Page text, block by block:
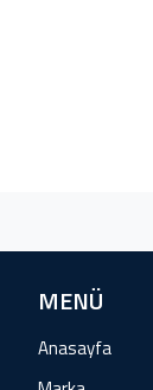
MENÜ
Anasayfa